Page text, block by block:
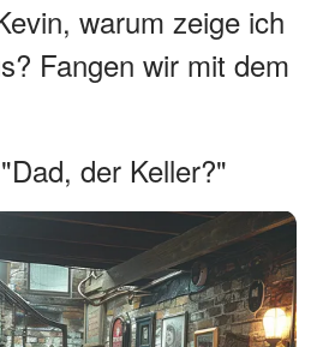
warum zeige ich
Fangen wir mit dem
der Keller?"